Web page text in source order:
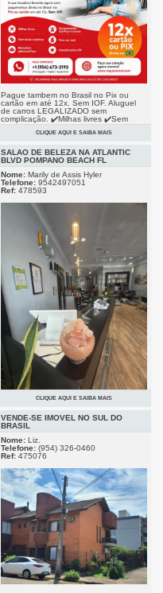
Pague tambem no Brasil no Pix ou
cartão em até 12x. Sem IOF. Aluguel
de carros LEGALIZADO sem
complicação. ✔️Milhas livres ✔️Sem
free ✔️Equipamento SunPass incluído
2193
(Data: 14/07/2026)
CLIQUE AQUI E SAIBA MAIS
SALÃO DE BELEZA NA ATLANTIC
BLVD POMPANO BEACH FL
Nome: Marily de Assis Hyler
Telefone: 9542497051
Ref: 478593
Pompano Beach, Com mais de 20
anos no mercado excelente reputação,
aposentando. Uma clientela fiel com
renda anual consistente, ideal para o
cabelereiro que queira ser dono do
(Data: 11/07/2026)
CLIQUE AQUI E SAIBA MAIS
VENDE-SE IMÓVEL NO SUL DO
BRASIL
Nome: Liz.
Telefone: (954) 326-0460
Ref: 475076